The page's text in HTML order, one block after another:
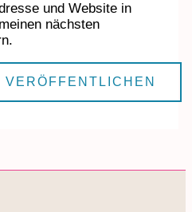
und Website in
nächsten